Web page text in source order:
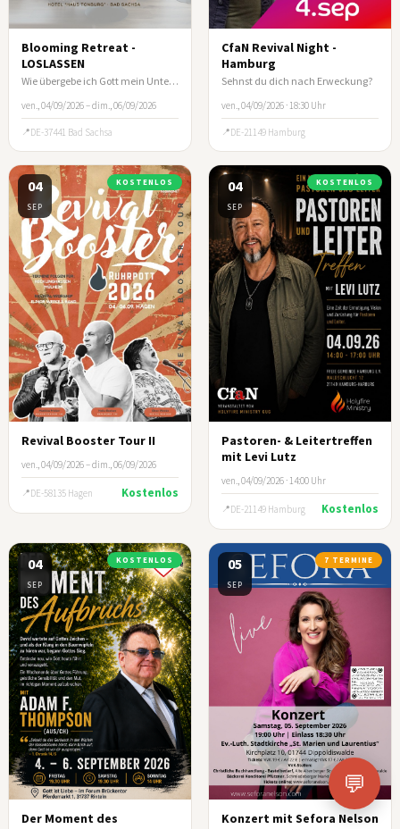
Blooming Retreat -
LOSLASSEN
Wie übergebe ich Gott mein Unternehmen?
ven., 04/09/2026 – dim., 06/09/2026
DE-37441 Bad Sachsa
CfaN Revival Night -
Hamburg
Sehnst du dich nach Erweckung?
ven., 04/09/2026 · 18:30 Uhr
DE-21149 Hamburg
04
SEP
KOSTENLOS
Revival Booster Tour II
ven., 04/09/2026 – dim., 06/09/2026
DE-58135 Hagen Kostenlos
04
SEP
KOSTENLOS
Pastoren- & Leitertreffen
mit Levi Lutz
ven., 04/09/2026 · 14:00 Uhr
DE-21149 Hamburg Kostenlos
04
SEP
KOSTENLOS
Der Moment des
05
SEP
7 TERMINE
Konzert mit Sefora Nelson
💬